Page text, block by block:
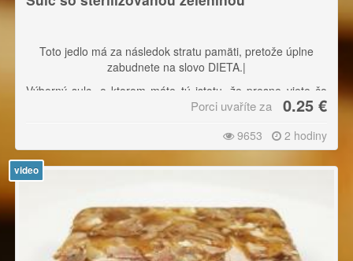
Toto jedlo má za následok stratu pamäti, pretože úplne
zabudnete na slovo DIETA.|
Výborný sulc, o ktorom máte tú istotu, že presne viete čo
obsahuje. Hodí sa nielen na oslavy, ale aj na chlieb treba
Porci uvaříte za 0.25 €
9653 2 hodiny
video